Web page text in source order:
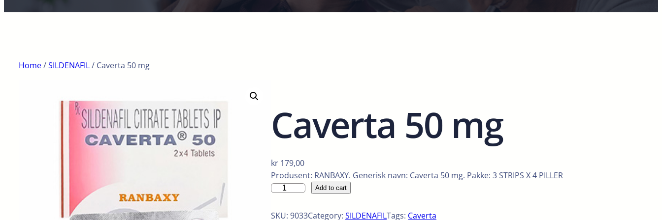
Home/SILDENAFIL/ Caverta 50 mg
Caverta 50 mg
kr 179,00
Produsent: RANBAXY. Generisk navn: Caverta 50 mg. Pakke: 3 STRIPS X 4 PILLER
C
v
Add to cart
SKU: 9033Category: SILDENAFILTags: Caverta